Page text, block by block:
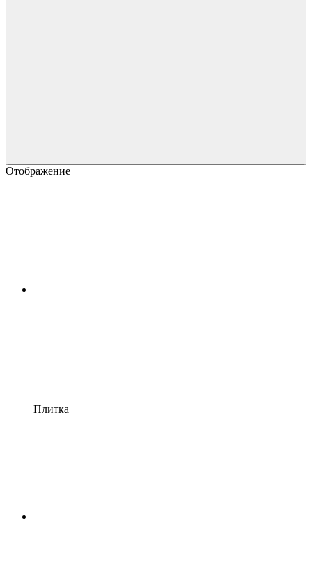
Отображение
Плитка